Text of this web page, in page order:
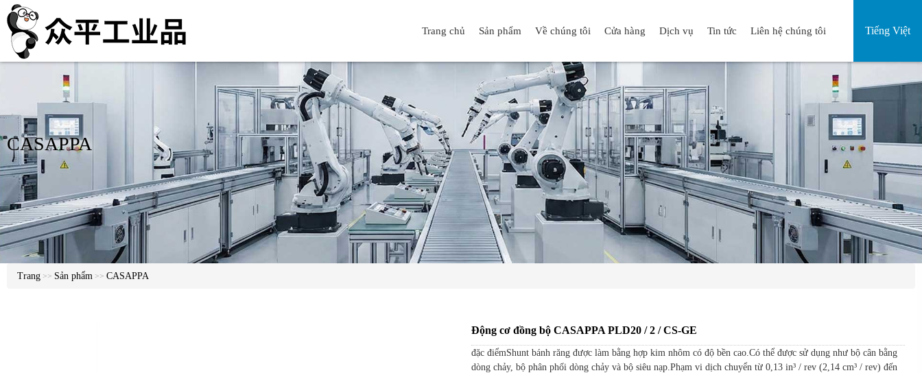
Tiếng Việt
Trang chủ Sản phẩm Về chúng tôi Cửa hàng Dịch vụ Tin tức Liên hệ chúng tôi
CASAPPA
Trang >> Sản phẩm >> CASAPPA
Động cơ đồng bộ CASAPPA PLD20 / 2 / CS-GE
đặc điểmShunt bánh răng được làm bằng hợp kim nhôm có độ bền cao.Có thể được sử dụng như bộ cân bằng
dòng chảy, bộ phân phối dòng chảy và bộ siêu nạp.Phạm vi dịch chuyển từ 0,13 in³ / rev (2,14 cm³ / rev) đến